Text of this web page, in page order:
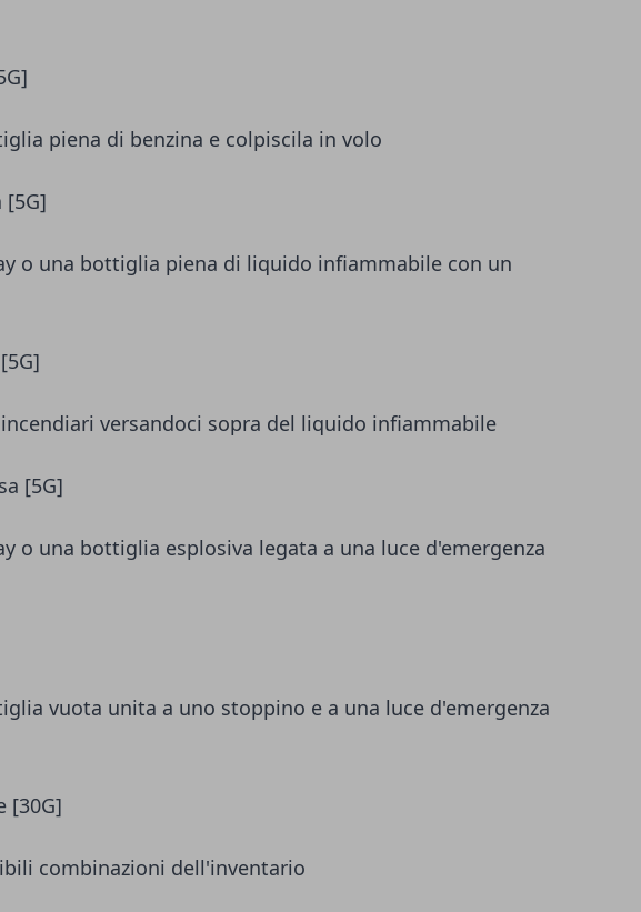
piena di benzina e colpiscila in volo
[5G]
o una bottiglia piena di liquido infiammabile con un
versandoci sopra del liquido infiammabile
[5G]
o una bottiglia esplosiva legata a una luce d'emergenza
vuota unita a uno stoppino e a una luce d'emergenza
[30G]
combinazioni dell'inventario